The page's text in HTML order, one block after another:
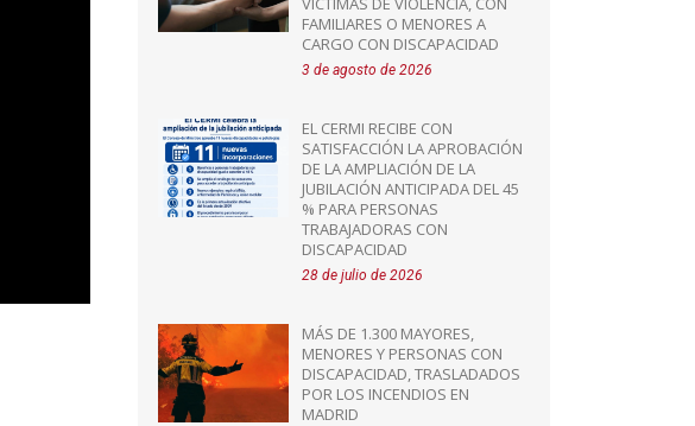
FAMILIARES O MENORES A
CARGO CON DISCAPACIDAD
3 de agosto de 2026
EL CERMI RECIBE CON
SATISFACCIÓN LA APROBACIÓN
DE LA AMPLIACIÓN DE LA
JUBILACIÓN ANTICIPADA DEL 45
% PARA PERSONAS
TRABAJADORAS CON
DISCAPACIDAD
28 de julio de 2026
MÁS DE 1.300 MAYORES,
MENORES Y PERSONAS CON
DISCAPACIDAD, TRASLADADOS
POR LOS INCENDIOS EN
MADRID